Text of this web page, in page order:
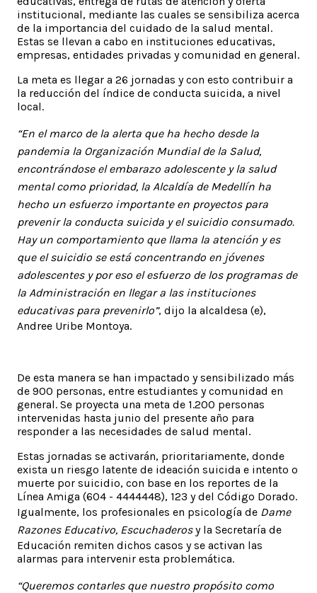
institucional, mediante las cuales se sensibiliza acerca
de la importancia del cuidado de la salud mental.
Estas se llevan a cabo en instituciones educativas,
empresas, entidades privadas y comunidad en general.
La meta es llegar a 26 jornadas y con esto contribuir a
la reducción del índice de conducta suicida, a nivel
local.
“En el marco de la alerta que ha hecho desde la
pandemia la Organización Mundial de la Salud,
encontrándose el embarazo adolescente y la salud
mental como prioridad, la Alcaldía de Medellín ha
hecho un esfuerzo importante en proyectos para
prevenir la conducta suicida y el suicidio consumado.
Hay un comportamiento que llama la atención y es
que el suicidio se está concentrando en jóvenes
adolescentes y por eso el esfuerzo de los programas de
la Administración en llegar a las instituciones
educativas para prevenirlo”, dijo la alcaldesa (e),
Andree Uribe Montoya.
De esta manera se han impactado y sensibilizado más
de 900 personas, entre estudiantes y comunidad en
general. Se proyecta una meta de 1.200 personas
intervenidas hasta junio del presente año para
responder a las necesidades de salud mental.
Estas jornadas se activarán, prioritariamente, donde
exista un riesgo latente de ideación suicida e intento o
muerte por suicidio, con base en los reportes de la
Línea Amiga (604 - 4444448), 123 y del Código Dorado.
Igualmente, los profesionales en psicología de Dame
Razones Educativo, Escuchaderosy la Secretaría de
Educación remiten dichos casos y se activan las
alarmas para intervenir esta problemática.
“Queremos contarles que nuestro propósito como